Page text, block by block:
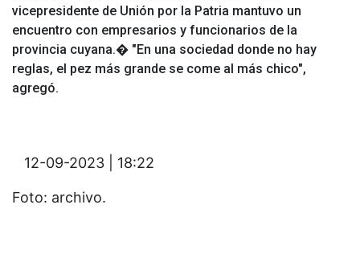
vicepresidente de Unión por la Patria mantuvo un
encuentro con empresarios y funcionarios de la
provincia cuyana.� "En una sociedad donde no hay
reglas, el pez más grande se come al más chico",
agregó.
12-09-2023 | 18:22
Foto: archivo.